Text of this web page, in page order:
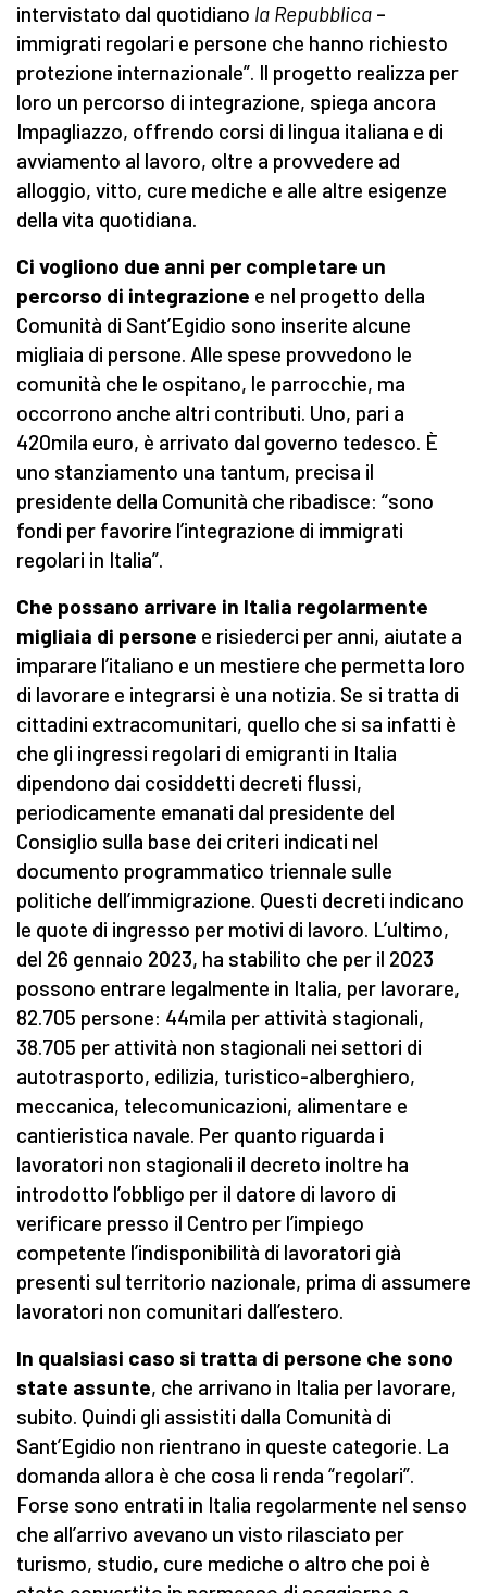
intervistato dal quotidiano la Repubblica –
immigrati regolari e persone che hanno richiesto
protezione internazionale”. Il progetto realizza per
loro un percorso di integrazione, spiega ancora
Impagliazzo, offrendo corsi di lingua italiana e di
avviamento al lavoro, oltre a provvedere ad
alloggio, vitto, cure mediche e alle altre esigenze
della vita quotidiana.
Ci vogliono due anni per completare un
percorso di integrazione e nel progetto della
Comunità di Sant’Egidio sono inserite alcune
migliaia di persone. Alle spese provvedono le
comunità che le ospitano, le parrocchie, ma
occorrono anche altri contributi. Uno, pari a
420mila euro, è arrivato dal governo tedesco. È
uno stanziamento una tantum, precisa il
presidente della Comunità che ribadisce: “sono
fondi per favorire l’integrazione di immigrati
regolari in Italia”.
Che possano arrivare in Italia regolarmente
migliaia di persone e risiederci per anni, aiutate a
imparare l’italiano e un mestiere che permetta loro
di lavorare e integrarsi è una notizia. Se si tratta di
cittadini extracomunitari, quello che si sa infatti è
che gli ingressi regolari di emigranti in Italia
dipendono dai cosiddetti decreti flussi,
periodicamente emanati dal presidente del
Consiglio sulla base dei criteri indicati nel
documento programmatico triennale sulle
politiche dell’immigrazione. Questi decreti indicano
le quote di ingresso per motivi di lavoro. L’ultimo,
del 26 gennaio 2023, ha stabilito che per il 2023
possono entrare legalmente in Italia, per lavorare,
82.705 persone: 44mila per attività stagionali,
38.705 per attività non stagionali nei settori di
autotrasporto, edilizia, turistico-alberghiero,
meccanica, telecomunicazioni, alimentare e
cantieristica navale. Per quanto riguarda i
lavoratori non stagionali il decreto inoltre ha
introdotto l’obbligo per il datore di lavoro di
verificare presso il Centro per l’impiego
competente l’indisponibilità di lavoratori già
presenti sul territorio nazionale, prima di assumere
lavoratori non comunitari dall’estero.
In qualsiasi caso si tratta di persone che sono
state assunte, che arrivano in Italia per lavorare,
subito. Quindi gli assistiti dalla Comunità di
Sant’Egidio non rientrano in queste categorie. La
domanda allora è che cosa li renda “regolari”.
Forse sono entrati in Italia regolarmente nel senso
che all’arrivo avevano un visto rilasciato per
turismo, studio, cure mediche o altro che poi è